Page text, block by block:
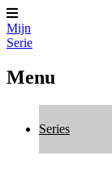
Mijn
Serie
Menu
Series